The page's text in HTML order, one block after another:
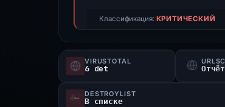
Классификация: КРИТИЧЕСКИЙ
VIRUSTOTAL
6 det
DESTROYLIST
В списке